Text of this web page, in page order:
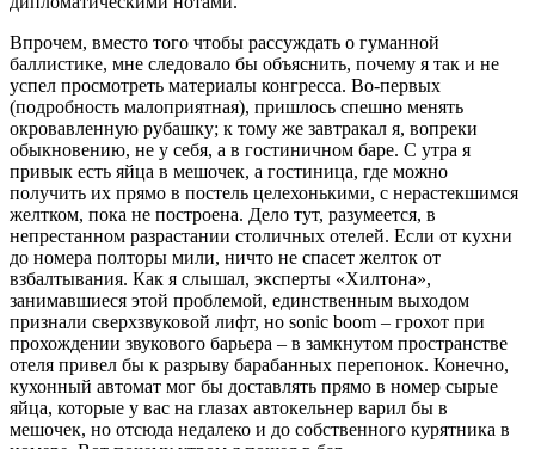
Впрочем, вместо того чтобы рассуждать о гуманной
баллистике, мне следовало бы объяснить, почему я так и не
успел просмотреть материалы конгресса. Во-первых
(подробность малоприятная), пришлось спешно менять
окровавленную рубашку; к тому же завтракал я, вопреки
обыкновению, не у себя, а в гостиничном баре. С утра я
привык есть яйца в мешочек, а гостиница, где можно
получить их прямо в постель целехонькими, с нерастекшимся
желтком, пока не построена. Дело тут, разумеется, в
непрестанном разрастании столичных отелей. Если от кухни
до номера полторы мили, ничто не спасет желток от
взбалтывания. Как я слышал, эксперты «Хилтона»,
занимавшиеся этой проблемой, единственным выходом
признали сверхзвуковой лифт, но sonic boom – грохот при
прохождении звукового барьера – в замкнутом пространстве
отеля привел бы к разрыву барабанных перепонок. Конечно,
кухонный автомат мог бы доставлять прямо в номер сырые
яйца, которые у вас на глазах автокельнер варил бы в
мешочек, но отсюда недалеко и до собственного курятника в